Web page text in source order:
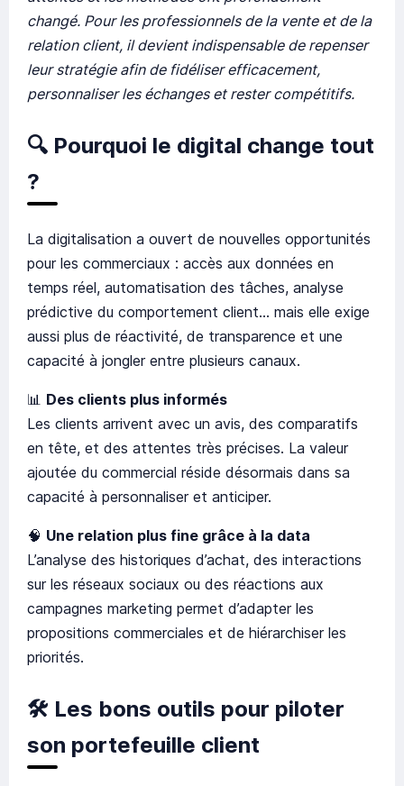
changé. Pour les professionnels de la vente et de la
relation client, il devient indispensable de repenser
leur stratégie afin de fidéliser efficacement,
personnaliser les échanges et rester compétitifs.
🔍 Pourquoi le digital change tout
?
La digitalisation a ouvert de nouvelles opportunités
pour les commerciaux : accès aux données en
temps réel, automatisation des tâches, analyse
prédictive du comportement client… mais elle exige
aussi plus de réactivité, de transparence et une
capacité à jongler entre plusieurs canaux.
📊 Des clients plus informés
Les clients arrivent avec un avis, des comparatifs
en tête, et des attentes très précises. La valeur
ajoutée du commercial réside désormais dans sa
capacité à personnaliser et anticiper.
🧠 Une relation plus fine grâce à la data
L’analyse des historiques d’achat, des interactions
sur les réseaux sociaux ou des réactions aux
campagnes marketing permet d’adapter les
propositions commerciales et de hiérarchiser les
priorités.
🛠️ Les bons outils pour piloter
son portefeuille client